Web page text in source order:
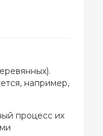
например,
процесс их